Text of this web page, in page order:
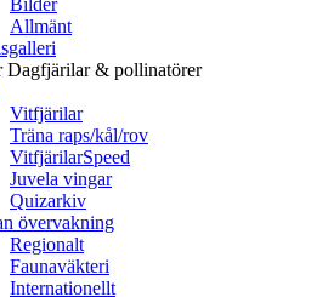
Allmänt
Dagfjärilar & pollinatörer
Vitfjärilar
Träna raps/kål/rov
VitfjärilarSpeed
Juvela vingar
Quizarkiv
övervakning
Regionalt
Faunaväkteri
Internationellt